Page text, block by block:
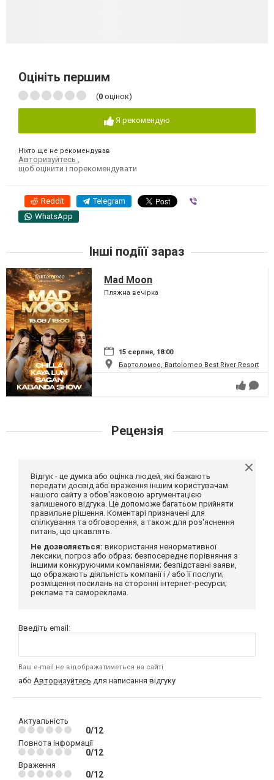
Оцініть першим
(0 оцінок)
Я рекомендую
Ніхто ще не рекомендував
Авторизуйтесь
щоб оцінити і порекомендувати
Reddit Telegram
WhatsApp
Інші подіїї зараз
Mad Moon
Пляжна вечірка
15 серпня, 18:00
Бартоломео, Bartolomeo Best River Resort
Рецензія
Відгук - це думка або оцінка людей, які бажають
передати досвід або враження іншим користувачам
нашого сайту з обов'язковою аргументацією
залишеного відгука. Це допоможе багатьом прийняти
правильне рішення. Коментарі призначені для
спілкування та обговорення, а також для роз'яснення
питань, що цікавлять.
Не дозволяється: використання ненормативної
лексики, погроз або образ; безпосереднє порівняння з
іншими конкуруючими компаніями; безпідставні заяви,
що ображають діяльність компанії і / або її послуги;
розміщення посилань на сторонні інтернет-ресурси;
реклама та самореклама.
Введіть email:
Ваш e-mail не відображатиметься на сайті
або Авторизуйтесь для написання відгуку
Актуальність
0/12
Повнота інформації
0/12
Враження
0/12